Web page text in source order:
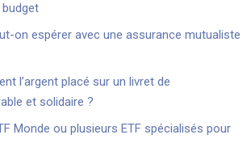
on espérer avec une assurance mutualiste
l’argent placé sur un livret de
et solidaire ?
Monde ou plusieurs ETF spécialisés pour